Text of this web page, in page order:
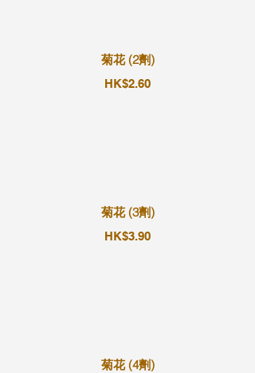
菊花 (2劑)
HK$2.60
菊花 (3劑)
HK$3.90
菊花 (4劑)